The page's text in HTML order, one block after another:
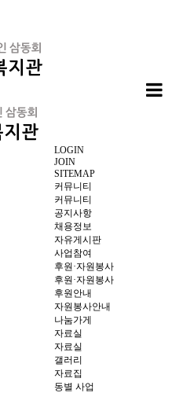
LOGIN
JOIN
SITEMAP
커뮤니티
커뮤니티
공지사항
채용정보
자유게시판
사업참여
후원·자원봉사
후원·자원봉사
후원안내
자원봉사안내
나눔가게
자료실
자료실
갤러리
자료집
동별 사업